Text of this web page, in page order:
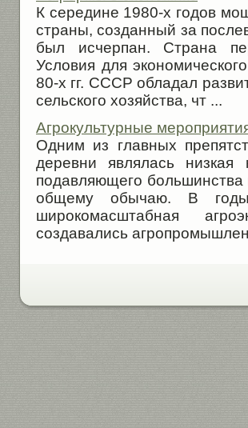
К середине 1980-х годов
страны, созданный за
был исчерпан. Страна
Условия для
80-х гг. СССР обладал
сельского хозяйства, чт ...
Агрокультурные
Одним из главных
деревни являлась низкая
подавляющего большинства
общему обычаю. В годы
широкомасштабная
создавались